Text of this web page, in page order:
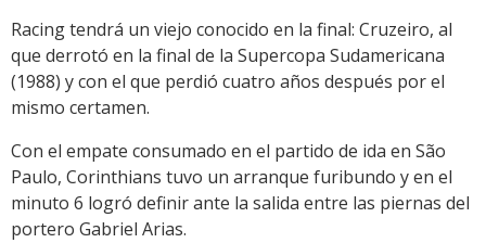
Racing tendrá un viejo conocido en la final: Cruzeiro, al
que derrotó en la final de la Supercopa Sudamericana
(1988) y con el que perdió cuatro años después por el
mismo certamen.
Con el empate consumado en el partido de ida en São
Paulo, Corinthians tuvo un arranque furibundo y en el
minuto 6 logró definir ante la salida entre las piernas del
portero Gabriel Arias.